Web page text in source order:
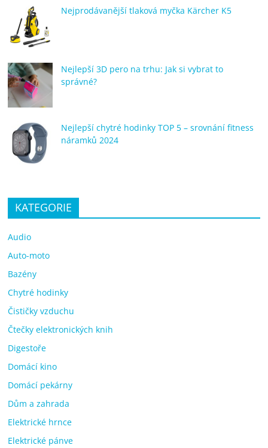
Nejprodávanější tlaková myčka Kärcher K5
Nejlepší 3D pero na trhu: Jak si vybrat to
správné?
Nejlepší chytré hodinky TOP 5 – srovnání fitness
náramků 2024
KATEGORIE
Audio
Auto-moto
Bazény
Chytré hodinky
Čističky vzduchu
Čtečky elektronických knih
Digestoře
Domácí kino
Domácí pekárny
Dům a zahrada
Elektrické hrnce
Elektrické pánve